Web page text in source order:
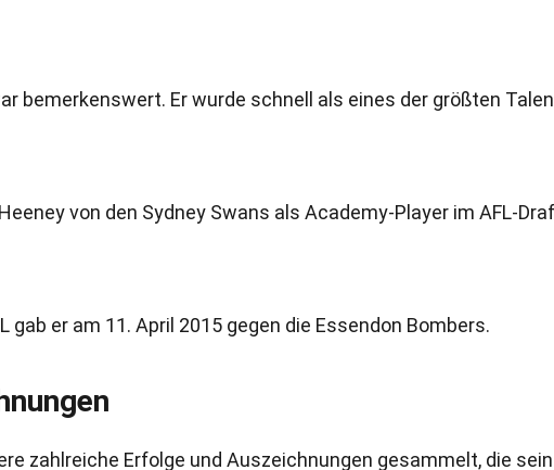
bemerkenswert. Er wurde schnell als eines der größten
von den Sydney Swans als Academy-Player im AFL-
gab er am 11. April 2015 gegen die Essendon Bombers.
zahlreiche Erfolge und Auszeichnungen gesammelt, die